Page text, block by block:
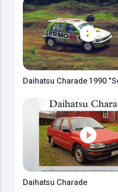
Daihatsu Charade 1990
Daihatsu Charade